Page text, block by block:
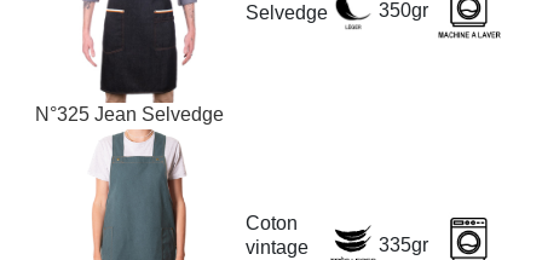
N°325 Jean Selvedge
Selvedge
350gr
Coton
vintage
335gr